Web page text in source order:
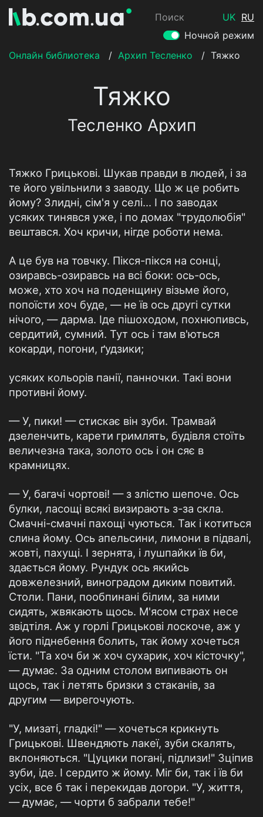
Поиск UK RU
Ночной режим
Онлайн библиотека
/ Архип Тесленко / Тяжко
Тяжко
Тесленко Архип
Тяжко Грицькові. Шукав правди в людей, і за
те його увільнили з заводу. Що ж це робить
йому? Злидні, сім'я у селі... І по заводах
усяких тинявся уже, і по домах "трудолюбія"
вештався. Хоч кричи, нігде роботи нема.
А це був на товчку. Пікся-пікся на сонці,
озиравсь-озиравсь на всі боки: ось-ось,
може, хто хоч на поденщину візьме його,
попоїсти хоч буде, — не їв ось другі сутки
нічого, — дарма. Іде пішоходом, похнюпивсь,
сердитий, сумний. Тут ось і там в'ються
кокарди, погони, ґудзики;
усяких кольорів панії, панночки. Такі вони
противні йому.
— У, пики! — стискає він зуби. Трамвай
дзеленчить, карети гримлять, будівля стоїть
величезна така, золото ось і он сяє в
крамницях.
— У, багачі чортові! — з злістю шепоче. Ось
булки, ласощі всякі визирають з-за скла.
Смачні-смачні пахощі чуються. Так і котиться
слина йому. Ось апельсини, лимони в підвалі,
жовті, пахущі. І зернята, і лушпайки їв би,
здається йому. Рундук ось якийсь
довжелезний, виноградом диким повитий.
Столи. Пани, пообпинані білим, за ними
сидять, жвякають щось. М'ясом страх несе
звідтіля. Аж у горлі Грицькові лоскоче, аж у
його піднебення болить, так йому хочеться
їсти. "Та хоч би ж хоч сухарик, хоч кісточку",
— думає. За одним столом випивають он
щось, так і летять бризки з стаканів, за
другим — вирегочують.
"У, мизаті, гладкі!" — хочеться крикнуть
Грицькові. Швендяють лакеї, зуби скалять,
вклоняються. "Цуцики погані, підлизи!" Зціпив
зуби, іде. І сердито ж йому. Міг би, так і їв би
усіх, все б так і перекидав догори. "У, життя,
— думає, — чорти б забрали тебе!"